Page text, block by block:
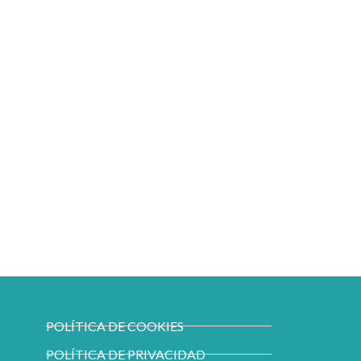
POLÍTICA DE COOKIES
POLÍTICA DE PRIVACIDAD